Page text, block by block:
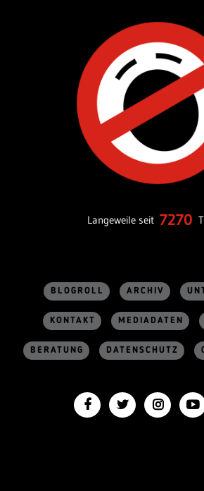
Langeweile seit 7270
BLOGROLL ARCHIV
KONTAKT MEDIADATEN
BERATUNG DATENSCHUTZ